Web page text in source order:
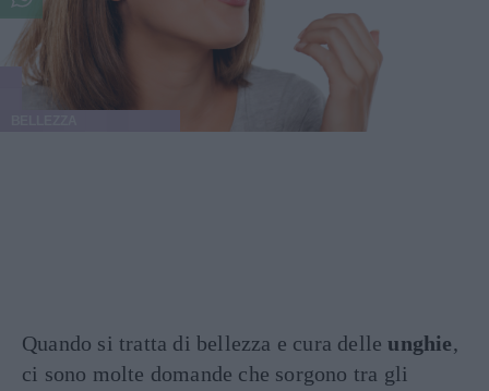
Quando si tratta di bellezza e cura delleunghie,
ci sono molte domande che sorgono tra gli